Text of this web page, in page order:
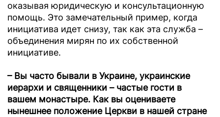
оказывая юридическую и консультационную
помощь. Это замечательный пример, когда
инициатива идет снизу, так как эта служба –
объединения мирян по их собственной
инициативе.
– Вы часто бывали в Украине, украинские
иерархи и священники – частые гости в
вашем монастыре. Как вы оцениваете
нынешнее положение Церкви в нашей стране